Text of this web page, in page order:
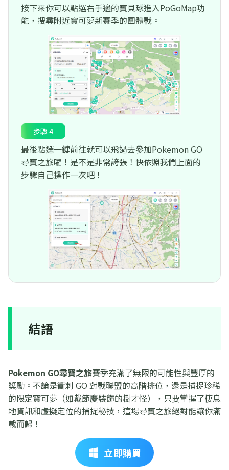
接下來你可以點選右手邊的寶貝球進入PoGoMap功
能，搜尋附近寶可夢新賽季的團體戰。
步驟 4
最後點選一鍵前往就可以飛過去參加Pokemon GO
尋寶之旅囉！是不是非常誇張！快依照我們上面的
步驟自己操作一次吧！
結語
Pokemon GO尋寶之旅賽季充滿了無限的可能性與豐厚的
獎勵。不論是衝刺 GO 對戰聯盟的高階排位，還是捕捉珍稀
的限定寶可夢（如戴節慶裝飾的樹才怪），只要掌握了棲息
地資訊和虛擬定位的捕捉秘技，這場尋寶之旅絕對能讓你滿
載而歸！
立即購買